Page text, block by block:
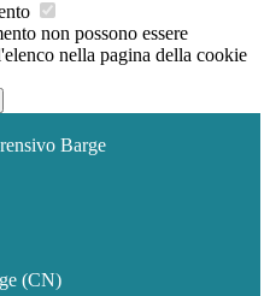
non possono essere
nella pagina della cookie
Barge
(CN)